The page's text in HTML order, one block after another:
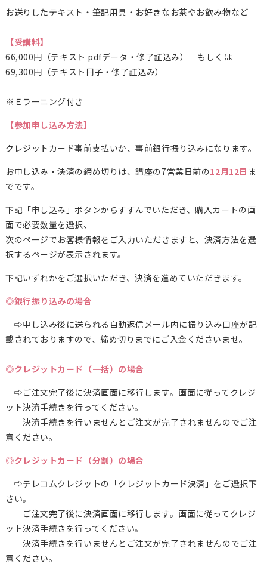
お送りしたテキスト・筆記用具・お好きなお茶やお飲み物など
【受講料】
66,000円（テキスト pdfデータ・修了証込み） もしくは
69,300円（テキスト冊子・修了証込み）
※Ｅラーニング付き
【参加申し込み方法】
クレジットカード事前支払いか、事前銀行振り込みになります。
お申し込み・決済の締め切りは、講座の7営業日前の12月12日 ま
でです。
下記「申し込み」ボタンからすすんでいただき、購入カートの画
面で必要数量を選択、
次のページでお客様情報をご入力いただきますと、決済方法を選
択するページが表示されます。
下記いずれかをご選択いただき、決済を進めていただきます。
◎銀行振り込みの場合
⇨申し込み後に送られる自動返信メール内に振り込み口座が記
載されておりますので、締め切りまでにご入金くださいませ。
◎クレジットカード（一括）の場合
⇨ご注文完了後に決済画面に移行します。画面に従ってクレジ
ット決済手続きを行ってください。
決済手続きを行いませんとご注文が完了されませんのでご注
意ください。
◎クレジットカード（分割）の場合
⇨テレコムクレジットの「クレジットカード決済」をご選択下
さい。
ご注文完了後に決済画面に移行します。画面に従ってクレジ
ット決済手続きを行ってください。
決済手続きを行いませんとご注文が完了されませんのでご注
意ください。